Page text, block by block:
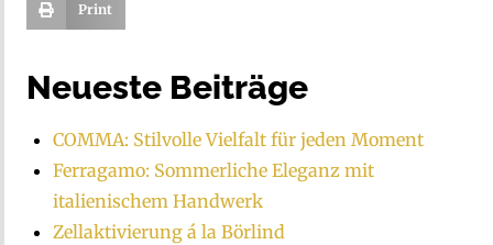
Print
Neueste Beiträge
COMMA: Stilvolle Vielfalt für jeden Moment
Ferragamo: Sommerliche Eleganz mit
italienischem Handwerk
Zellaktivierung á la Börlind